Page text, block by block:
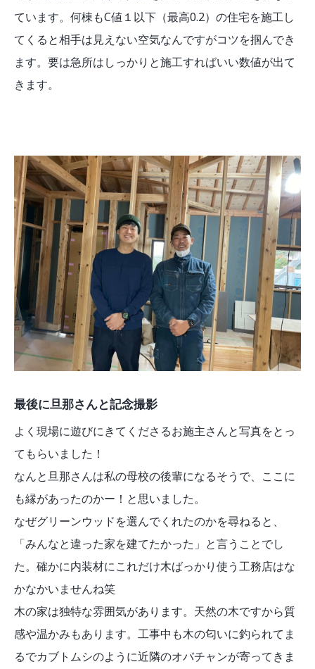
ています。何棟もC値１以下（最高0.2）の住宅を施工し
てくると相手は見えない空気なんですがコツを掴んでき
ます。要は急所はしっかりと施工すればいい数値が出て
きます。
最後に旦那さんと記念撮影
よく現場に遊びにきてくださるお施主さんと写真をとっ
てもらいました！
なんと旦那さんは私の母校の後輩になるそうで、ここに
も縁があったのかー！と思いました。
なぜグリーンウッドを選んでくれたのかを尋ねると、
「みんなと違った家を建てたかった」と言うことでし
た。確かに内装材にこれだけ木ばっかり使う工務店はな
かなかいませんね笑
木の家は独特な雰囲気があります。天然の木ですから質
感や温かみもあります。工事中も木の匂いに釣られてま
るでカブトムシのように近隣のオバチャンが寄ってきま